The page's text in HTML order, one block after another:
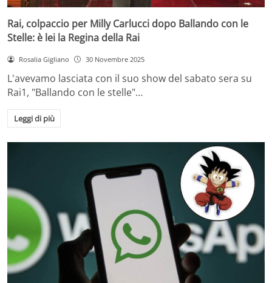
Rai, colpaccio per Milly Carlucci dopo Ballando con le
Stelle: è lei la Regina della Rai
Rosalia Gigliano 30 Novembre 2025
L'avevamo lasciata con il suo show del sabato sera su
Rai1, "Ballando con le stelle"…
Leggi di più